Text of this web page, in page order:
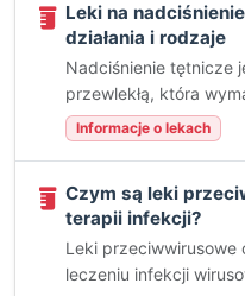
Leki na
działania i rodzaje
Nadciśnienie tętnicze
przewlekłą, która
Informacje o lekach
Czym są leki
terapii infekcji?
Leki przeciwwirusowe
leczeniu infekcji